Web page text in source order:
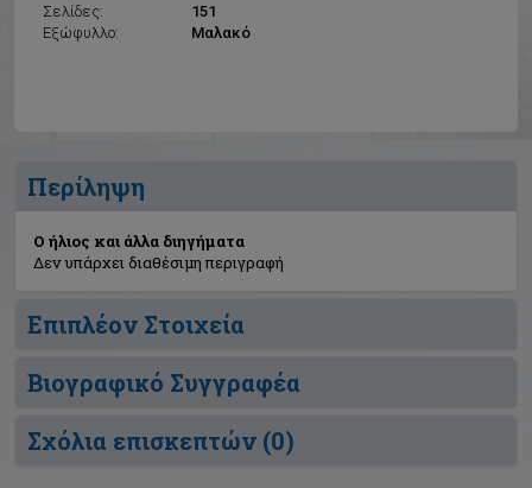
Σελίδες:
151
Εξώφυλλο:
Μαλακό
Περίληψη
Ο ήλιος και άλλα διηγήματα
Δεν υπάρχει διαθέσιμη περιγραφή
Επιπλέον Στοιχεία
Βιογραφικό Συγγραφέα
Σχόλια επισκεπτών (0)